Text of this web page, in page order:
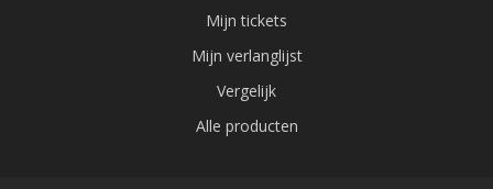
Mijn tickets
Mijn verlanglijst
Vergelijk
Alle producten